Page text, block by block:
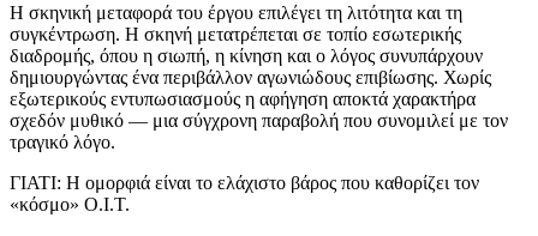
Η σκηνική μεταφορά του έργου επιλέγει τη λιτότητα και τη
συγκέντρωση. Η σκηνή μετατρέπεται σε τοπίο εσωτερικής
διαδρομής, όπου η σιωπή, η κίνηση και ο λόγος συνυπάρχουν
δημιουργώντας ένα περιβάλλον αγωνιώδους επιβίωσης. Χωρίς
εξωτερικούς εντυπωσιασμούς η αφήγηση αποκτά χαρακτήρα
σχεδόν μυθικό — μια σύγχρονη παραβολή που συνομιλεί με τον
τραγικό λόγο.
ΓΙΑΤΙ: Η ομορφιά είναι το ελάχιστο βάρος που καθορίζει τον
«κόσμο» Ο.Ι.Τ.